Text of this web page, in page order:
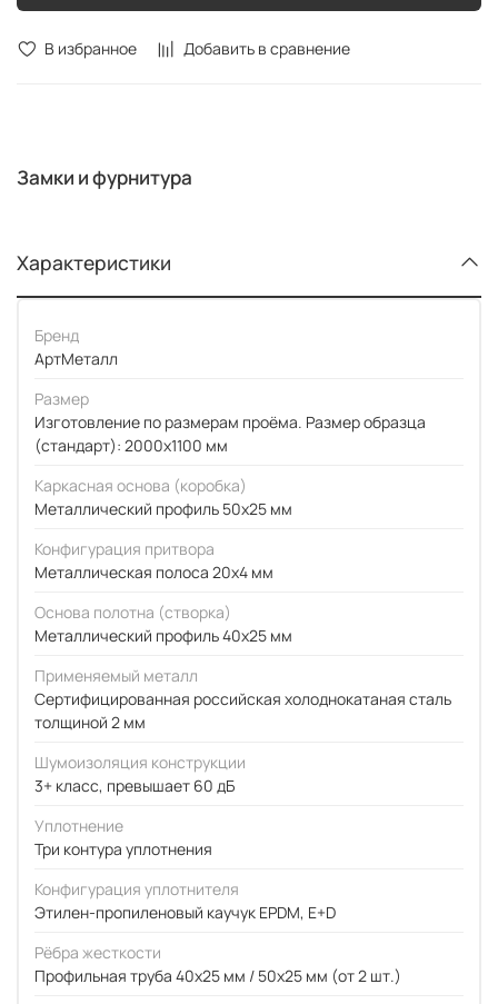
В избранное Добавить в сравнение
Замки и фурнитура
Характеристики
Бренд
АртМеталл
Размер
Изготовление по размерам проёма. Размер образца
(стандарт): 2000x1100 мм
Каркасная основа (коробка)
Металлический профиль 50x25 мм
Конфигурация притвора
Металлическая полоса 20x4 мм
Основа полотна (створка)
Металлический профиль 40x25 мм
Применяемый металл
Сертифицированная российская холоднокатаная сталь
толщиной 2 мм
Шумоизоляция конструкции
3+ класс, превышает 60 дБ
Уплотнение
Три контура уплотнения
Конфигурация уплотнителя
Этилен-пропиленовый каучук EPDM, E+D
Рёбра жесткости
Профильная труба 40х25 мм / 50x25 мм (от 2 шт.)